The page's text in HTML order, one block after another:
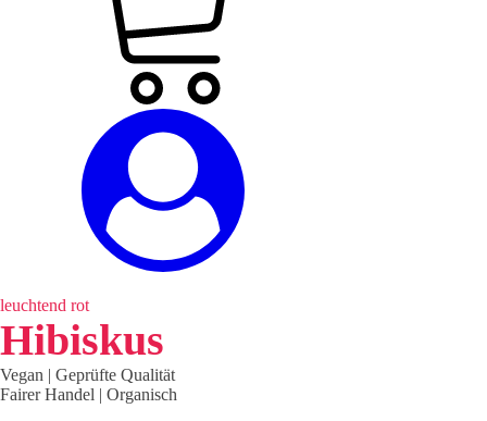
leuchtend rot
Hibiskus
Vegan | Geprüfte Qualität
Fairer Handel | Organisch